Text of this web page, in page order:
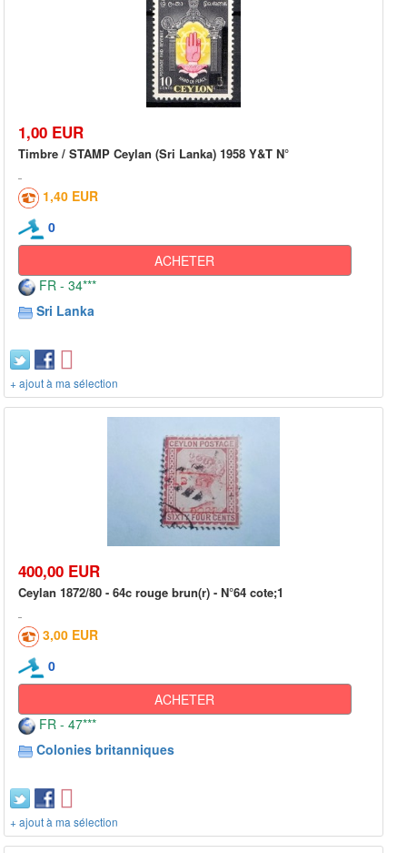
1,00 EUR
Timbre / STAMP Ceylan (Sri Lanka) 1958 Y&T N°
1,40 EUR
0
ACHETER
FR - 34***
Sri Lanka
+ ajout à ma sélection
400,00 EUR
Ceylan 1872/80 - 64c rouge brun(r) - N°64 cote;1
3,00 EUR
0
ACHETER
FR - 47***
Colonies britanniques
+ ajout à ma sélection